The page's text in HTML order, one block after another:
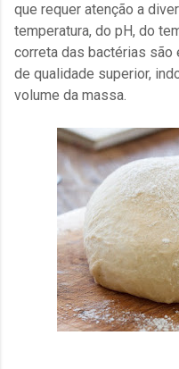
que requer atenção a
temperatura, do pH, do
correta das bactérias são
de qualidade superior,
volume da massa.